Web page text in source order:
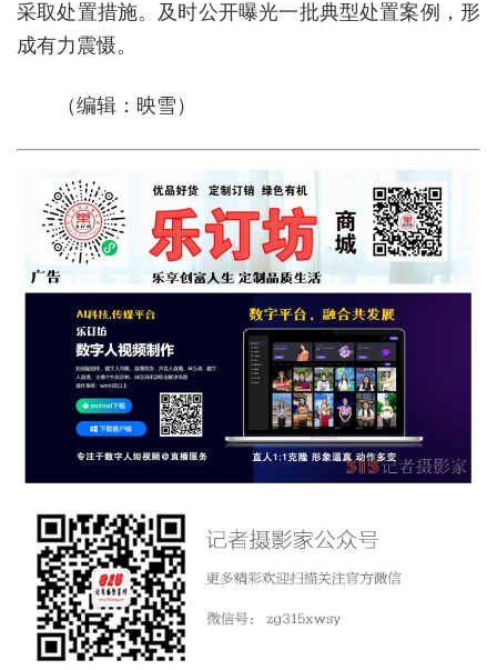
采取处置措施。及时公开曝光一批典型处置案例，形
成有力震慑。
（编辑：映雪）